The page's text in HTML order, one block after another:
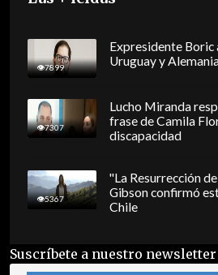
7899
Expresidente Boric
Uruguay y
7307
Lucho Miranda
frase de Camila
discapacidad
5367
"La Resurrección
Gibson confirmó
Chile
Suscríbete a nuestro newsletter